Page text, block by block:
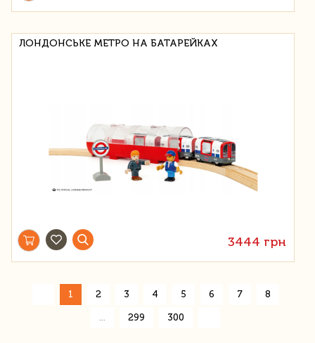
ЛОНДОНСЬКЕ МЕТРО НА БАТАРЕЙКАХ
3444 грн
1 2 3 4 5 6 7 8
299 300